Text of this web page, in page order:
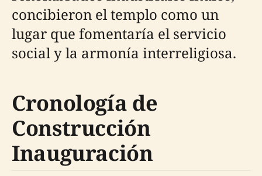
concibieron el templo como un
lugar que fomentaría el servicio
social y la armonía interreligiosa.
Cronología de
Construcción
Inauguración